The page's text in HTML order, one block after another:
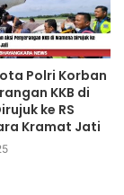
Polri Korban
KKB di
ke RS
Kramat Jati